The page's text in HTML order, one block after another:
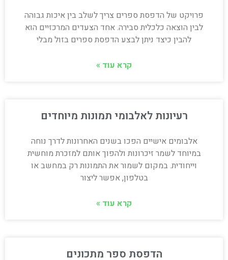
פרויקט של הדפסת ספרים צריך לשלב בין איכות גבוהה
לבין הוצאה כלכלית סבירה. אחד הצעדים המרכזיים הוא
להבין כיצד ניתן לבצע הדפסת ספרים בזול מבלי
קרא עוד »
רעיונות לאלבומי תמונות מיוחדים
אלבומים אישיים הפכו בשנים האחרונות לדרך נוחה
במיוחד לשמר זיכרונות ולהפוך אותם למזכרת מוחשית
וייחודית. במקום לשמור את התמונות רק במחשב או
בטלפון, אפשר ליצור
קרא עוד »
הדפסת ספר מתכונים